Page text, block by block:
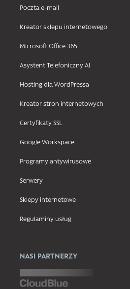
Poczta e-mail
Kreator sklepu internetowego
Microsoft Office 365
Asystent Telefoniczny AI
Hosting dla WordPressa
Kreator stron internetowych
Certyfikaty SSL
Google Workspace
Programy antywirusowe
Serwery
Sklepy internetowe
Regulaminy usług
NASI PARTNERZY